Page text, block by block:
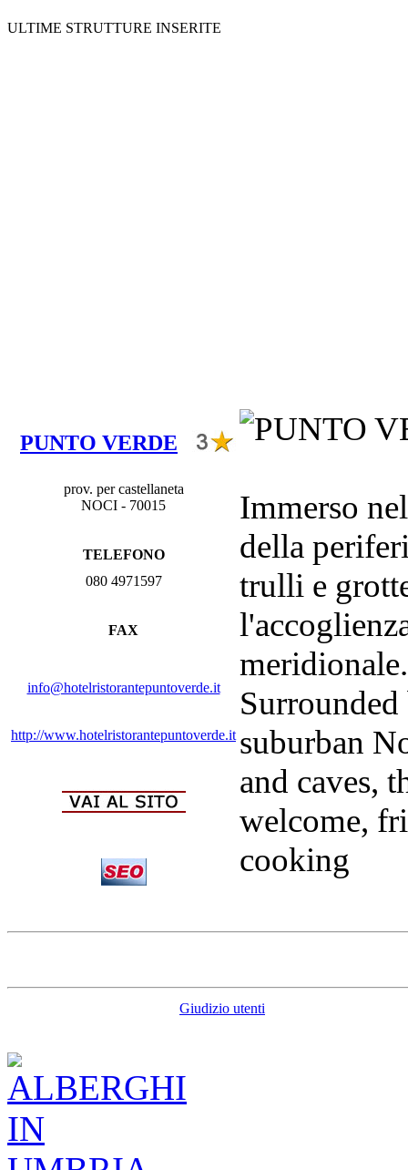
ULTIME STRUTTURE INSERITE
PUNTO VERDE
prov. per castellaneta
NOCI - 70015
TELEFONO
080 4971597
FAX
info@hotelristorantepuntoverde.it
http://www.hotelristorantepuntoverde.it
Immerso
della
trulli e
meridionale.
suburban
and caves,
welcome,
cooking
Giudizio utenti